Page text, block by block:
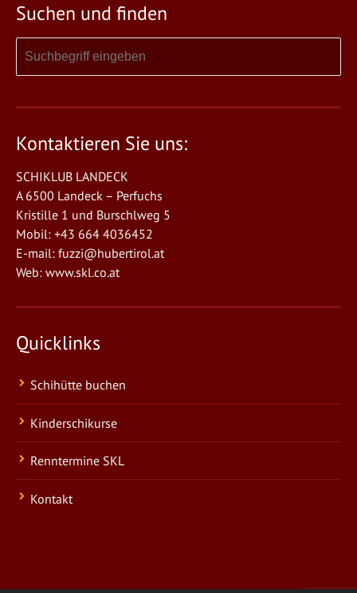
Suchen und finden
Kontaktieren Sie uns:
SCHIKLUB LANDECK
A 6500 Landeck – Perfuchs
Kristille 1 und Burschlweg 5
Mobil: +43 664 4036452
E-mail: fuzzi@hubertirol.at
Web: www.skl.co.at
Quicklinks
Schihütte buchen
Kinderschikurse
Renntermine SKL
Kontakt